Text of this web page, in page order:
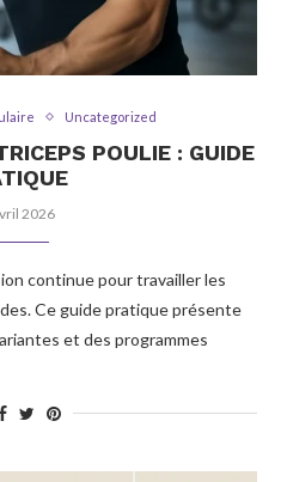
Uncategorized
POULIE : GUIDE
2026
continue pour travailler les
Ce guide pratique présente
et des programmes